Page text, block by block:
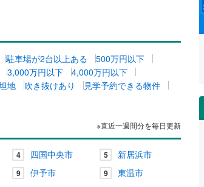
駐車場が2台以上ある
500万円以下
3,000万円以下
4,000万円以下
地 吹き抜けあり
見学予約できる物件
※直近一週間分を毎日更新
4 四国中央市 5 新居浜市
9 伊予市 9 東温市
対面キッチン（0）